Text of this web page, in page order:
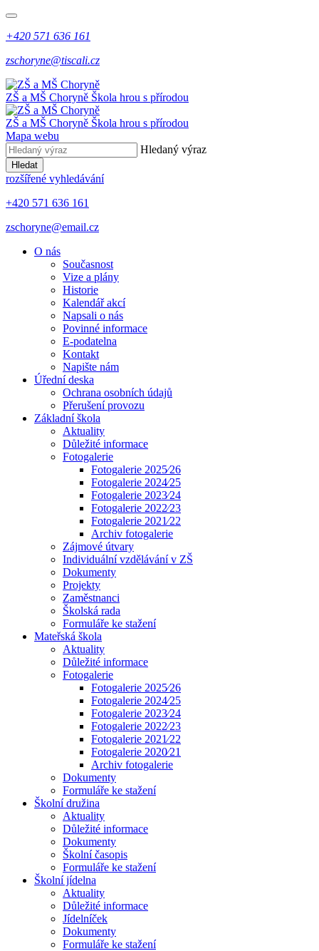
+420 571 636 161
zschoryne@tiscali.cz
ZŠ a MŠ Choryně Škola hrou s přírodou
ZŠ a MŠ Choryně Škola hrou s přírodou
Mapa webu
Hledaný výraz
Hledat
rozšířené vyhledávání
+420 571 636 161
zschoryne@email.cz
O nás
Současnost
Vize a plány
Historie
Kalendář akcí
Napsali o nás
Povinné informace
E-podatelna
Kontakt
Napište nám
Úřední deska
Ochrana osobních údajů
Přerušení provozu
Základní škola
Aktuality
Důležité informace
Fotogalerie
Fotogalerie 2025⁄26
Fotogalerie 2024⁄25
Fotogalerie 2023⁄24
Fotogalerie 2022⁄23
Fotogalerie 2021⁄22
Archiv fotogalerie
Zájmové útvary
Individuální vzdělávání v ZŠ
Dokumenty
Projekty
Zaměstnanci
Školská rada
Formuláře ke stažení
Mateřská škola
Aktuality
Důležité informace
Fotogalerie
Fotogalerie 2025⁄26
Fotogalerie 2024⁄25
Fotogalerie 2023⁄24
Fotogalerie 2022⁄23
Fotogalerie 2021⁄22
Fotogalerie 2020⁄21
Archiv fotogalerie
Dokumenty
Formuláře ke stažení
Školní družina
Aktuality
Důležité informace
Dokumenty
Školní časopis
Formuláře ke stažení
Školní jídelna
Aktuality
Důležité informace
Jídelníček
Dokumenty
Formuláře ke stažení